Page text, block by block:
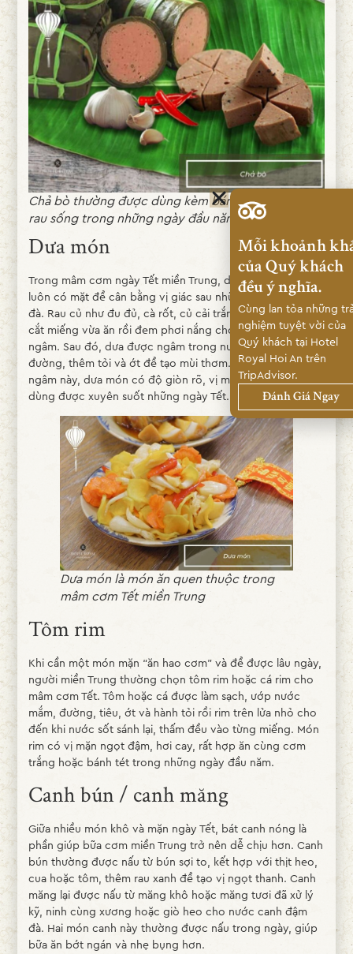
Chả bò thường được dùng kèm bánh tráng hoặc
rau sống trong những ngày đầu năm
Dưa món
Trong mâm cơm ngày Tết miền Trung, dưa món gần như
luôn có mặt để cân bằng vị giác sau những món mặn đậm
đà. Rau củ như đu đủ, cà rốt, củ cải trắng được gọt vỏ,
cắt miếng vừa ăn rồi đem phơi nắng cho se lại trước khi
ngâm. Sau đó, dưa được ngâm trong nước mắm nấu cùng
đường, thêm tỏi và ớt để tạo mùi thơm. Nhờ cách phơi và
ngâm này, dưa món có độ giòn rõ, vị mặn ngọt hài hòa và
dùng được xuyên suốt những ngày Tết.
Dưa món là món ăn quen thuộc trong
mâm cơm Tết miền Trung
Tôm rim
Khi cần một món mặn “ăn hao cơm” và để được lâu ngày,
người miền Trung thường chọn tôm rim hoặc cá rim cho
mâm cơm Tết. Tôm hoặc cá được làm sạch, ướp nước
mắm, đường, tiêu, ớt và hành tỏi rồi rim trên lửa nhỏ cho
đến khi nước sốt sánh lại, thấm đều vào từng miếng. Món
rim có vị mặn ngọt đậm, hơi cay, rất hợp ăn cùng cơm
trắng hoặc bánh tét trong những ngày đầu năm.
Canh bún / canh măng
Giữa nhiều món khô và mặn ngày Tết, bát canh nóng là
phần giúp bữa cơm miền Trung trở nên dễ chịu hơn. Canh
bún thường được nấu từ bún sợi to, kết hợp với thịt heo,
cua hoặc tôm, thêm rau xanh để tạo vị ngọt thanh. Canh
măng lại được nấu từ măng khô hoặc măng tươi đã xử lý
kỹ, ninh cùng xương hoặc giò heo cho nước canh đậm
đà. Hai món canh này thường được nấu trong ngày, giúp
bữa ăn bớt ngán và nhẹ bụng hơn.
Mỗi khoảnh
của Quý khách
đều ý nghĩa.
Cùng lan tỏa những
nghiệm tuyệt vời của
Quý khách tại Hotel
Royal Hoi An trên
TripAdvisor.
Đánh Giá Ngay